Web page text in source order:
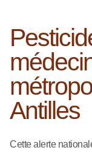
Antilles
Cette alerte